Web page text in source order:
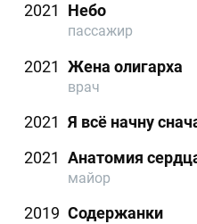
2021 Небо
пассажир
2021 Жена олигарха
врач
2021 Я всё начну
2021 Анатомия
майор
2019 Содержанки